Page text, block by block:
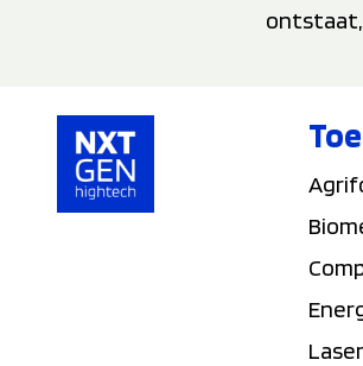
ontstaat,